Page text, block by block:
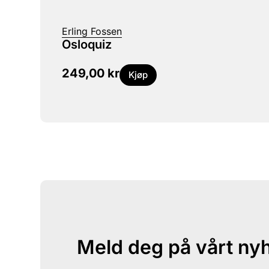
Erling Fossen
Osloquiz
249,00 kr Kjøp
Meld deg på vårt